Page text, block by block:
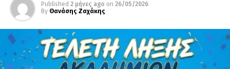
Published 2 μήνες ago on 26/05/2026
By Θανάσης Ζαχάκης